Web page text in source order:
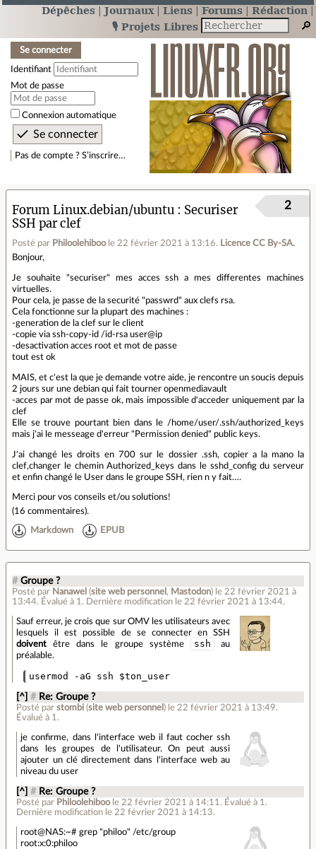
Dépêches Journaux Liens Forums
Rédaction
🎙️ Projets Libres
Se connecter
Identifiant
Mot de passe
Connexion automatique
Pas de compte ? S’inscrire…
Forum Linux.debian/ubuntu
Securiser
SSH par clef
Posté par Philoolehiboo le 22 février 2021 à 13:16. Licence CC By‑SA.
2
Bonjour,
Je souhaite "securiser" mes acces ssh a mes differentes machines
virtuelles.
Pour cela, je passe de la securité "passwrd" aux clefs rsa.
Cela fonctionne sur la plupart des machines :
-generation de la clef sur le client
-copie via ssh-copy-id /id-rsa user@ip
-desactivation acces root et mot de passe
tout est ok
MAIS, et c'est la que je demande votre aide, je rencontre un soucis depuis
2 jours sur une debian qui fait tourner openmediavault
-acces par mot de passe ok, mais impossible d'acceder uniquement par la
clef
Elle se trouve pourtant bien dans le /home/user/.ssh/authorized_keys
mais j'ai le messeage d'erreur "Permission denied" public keys.
J'ai changé les droits en 700 sur le dossier .ssh, copier a la mano la
clef,changer le chemin Authorized_keys dans le sshd_config du serveur
et enfin changé le User dans le groupe SSH, rien n y fait….
Merci pour vos conseils et/ou solutions!
(16 commentaires).
Markdown EPUB
# Groupe ?
Posté par Nanawel (site web personnel , Mastodon) le 22 février 2021 à
13:44. Évalué à 1 . Dernière modification le 22 février 2021 à 13:44.
Sauf erreur, je crois que sur OMV les utilisateurs avec
lesquels il est possible de se connecter en SSH
doivent être dans le groupe système ssh
au
préalable.
[^] # Re: Groupe ?
Posté parstombi (site web personnel ) le 22 février 2021 à 13:49.
Évalué à 1.
je confirme, dans l'interface web il faut cocher ssh
dans les groupes de l'utilisateur. On peut aussi
ajouter un clé directement dans l'interface web au
niveau du user
[^] # Re: Groupe ?
Posté par Philoolehiboo le 22 février 2021 à 14:11 . Évalué à 1 .
Dernière modification le 22 février 2021 à 14:13.
root@NAS:~# grep "philoo" /etc/group
root:x:0:philoo